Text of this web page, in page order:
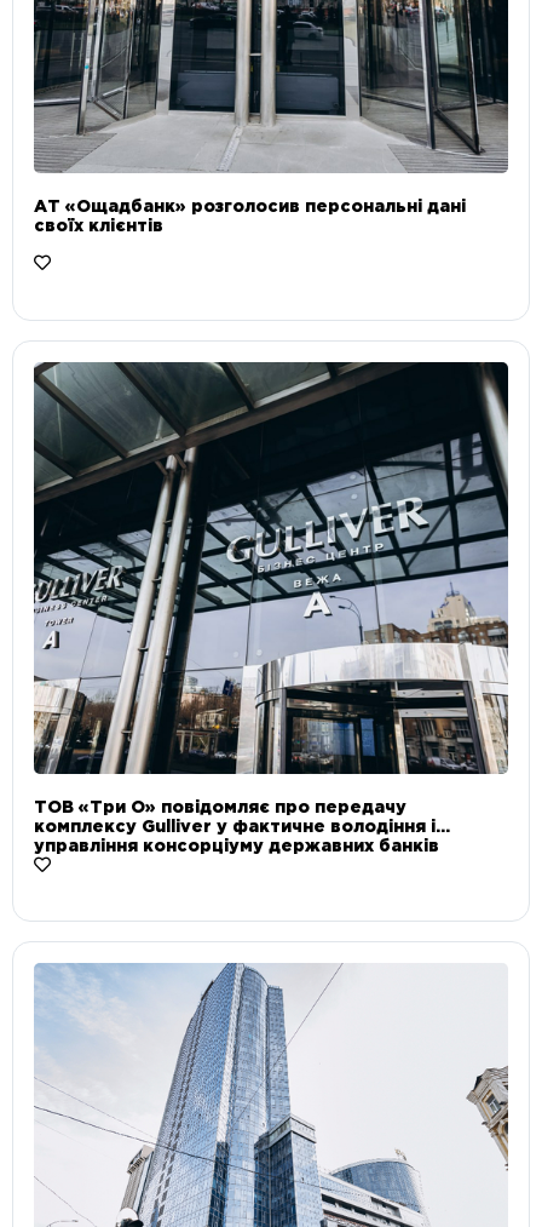
АТ «Ощадбанк» розголосив персональні дані
своїх клієнтів
ТОВ «Три О» повідомляє про передачу
комплексу Gulliver у фактичне володіння і
управління консорціуму державних банків